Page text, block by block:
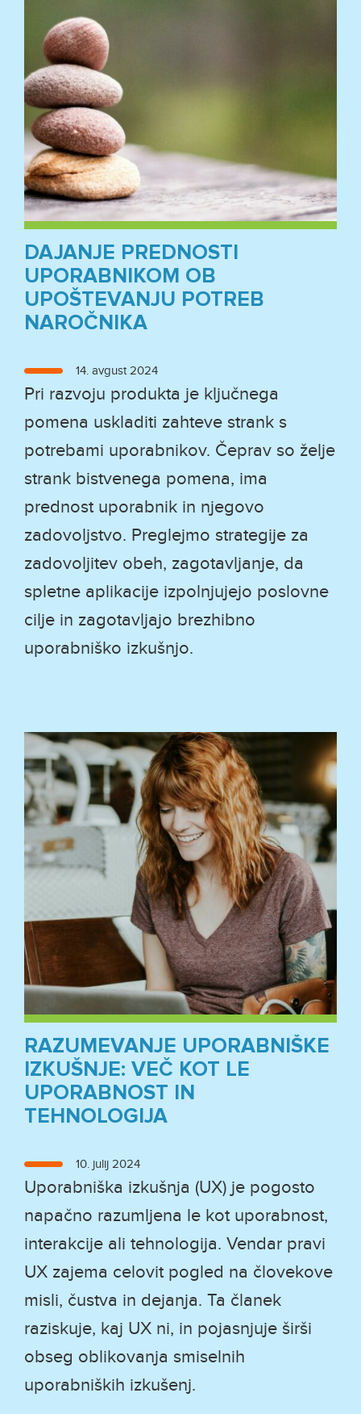
DAJANJE PREDNOSTI
UPORABNIKOM OB
UPOŠTEVANJU POTREB
NAROČNIKA
Objavljeno
dne
14. avgust 2024
Pri razvoju produkta je ključnega
pomena uskladiti zahteve strank s
potrebami uporabnikov. Čeprav so želje
strank bistvenega pomena, ima
prednost uporabnik in njegovo
zadovoljstvo. Preglejmo strategije za
zadovoljitev obeh, zagotavljanje, da
spletne aplikacije izpolnjujejo poslovne
cilje in zagotavljajo brezhibno
uporabniško izkušnjo.
RAZUMEVANJE UPORABNIŠKE
IZKUŠNJE: VEČ KOT LE
UPORABNOST IN
TEHNOLOGIJA
Objavljeno
dne
10. julij 2024
Uporabniška izkušnja (UX) je pogosto
napačno razumljena le kot uporabnost,
interakcije ali tehnologija. Vendar pravi
UX zajema celovit pogled na človekove
misli, čustva in dejanja. Ta članek
raziskuje, kaj UX ni, in pojasnjuje širši
obseg oblikovanja smiselnih
uporabniških izkušenj.